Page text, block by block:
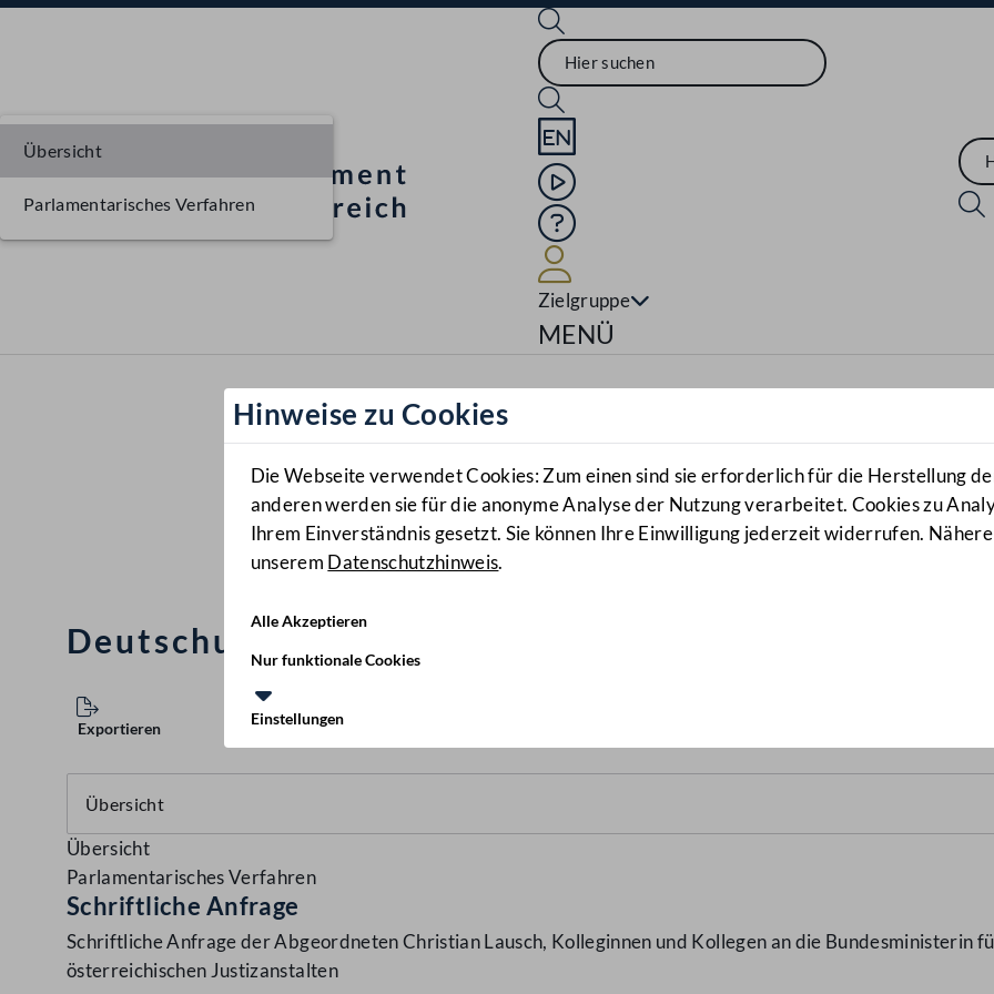
Sprache English
Mediathek
Hilfe
Zielgruppe
Navigationsmenü öffnen
MENÜ
Hinweise zu Cookies
Die Webseite verwendet Cookies: Zum einen sind sie erforderlich für die Herstellung
anderen werden sie für die anonyme Analyse der Nutzung verarbeitet. Cookies zu
Ihrem Einverständnis gesetzt. Sie können Ihre Einwilligung jederzeit widerrufen.
unserem Datenschutzhinweis.
Alle Akzeptieren
Nur funktionale Cookies
Einstellungen
Deutschunterricht in österreichischen
Exportieren
Übersicht
Parlamentarisches Verfahren
Übersicht
Parlamentarisches Verfahren
Schriftliche Anfrage
Schriftliche Anfrage der Abgeordneten Christian Lausch, Kolleginnen und Kollegen an die Bundesministerin
österreichischen Justizanstalten